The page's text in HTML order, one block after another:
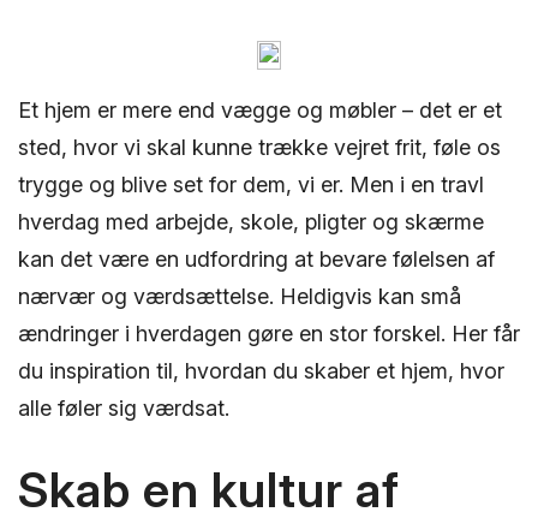
Et hjem er mere end vægge og møbler – det er et
sted, hvor vi skal kunne trække vejret frit, føle os
trygge og blive set for dem, vi er. Men i en travl
hverdag med arbejde, skole, pligter og skærme
kan det være en udfordring at bevare følelsen af
nærvær og værdsættelse. Heldigvis kan små
ændringer i hverdagen gøre en stor forskel. Her får
du inspiration til, hvordan du skaber et hjem, hvor
alle føler sig værdsat.
Skab en kultur af